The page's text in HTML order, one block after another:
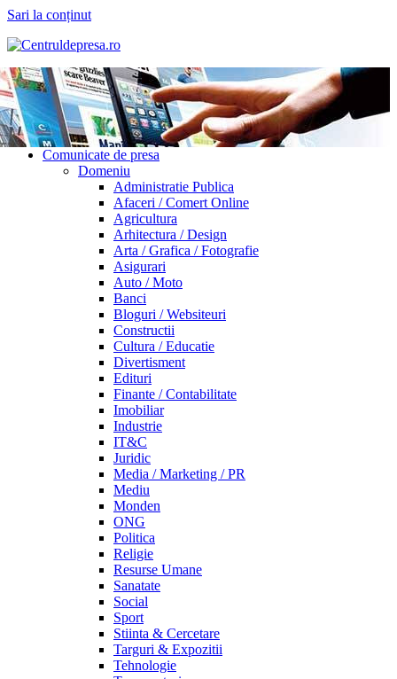
Sari la conținut
Comunicate de presa
Domeniu
Administratie Publica
Afaceri / Comert Online
Agricultura
Arhitectura / Design
Arta / Grafica / Fotografie
Asigurari
Auto / Moto
Banci
Bloguri / Websiteuri
Constructii
Cultura / Educatie
Divertisment
Edituri
Finante / Contabilitate
Imobiliar
Industrie
IT&C
Juridic
Media / Marketing / PR
Mediu
Monden
ONG
Politica
Religie
Resurse Umane
Sanatate
Social
Sport
Stiinta & Cercetare
Targuri & Expozitii
Tehnologie